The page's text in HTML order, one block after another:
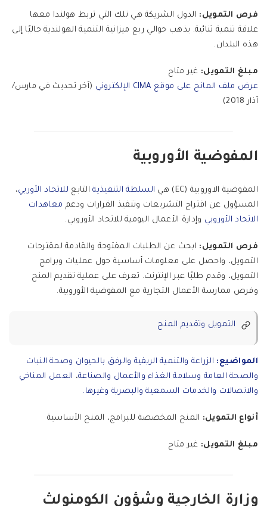
فرص التمويل: الدول الشريكة هي تلك التي تربط هولندا معها
علاقة تنمية ثنائية. يذهب حوالي ربع ميزانية التنمية الهولندية حاليًا إلى
هذه البلدان.
مبلغ التمويل: غير متاح
عرض ملف المانح على موقع CIMA الإلكتروني
(آخر تحديث في مارس/
آذار 2018)
المفوضية الأوروبية
المفوضية الاوروبية (EC) هي السلطة التنفيذية التابع للاتحاد الأوربي،
المسؤول عن اقتراح التشريعات وتنفيذ القرارات ودعم معاهدات
الاتحاد الأوروبي وإدارة الأعمال اليومية للاتحاد الأوروبي.
فرص التمويل: ابحث عن الطلبات المفتوحة والقادمة لمقترحات
التمويل، واحصل على معلومات أساسية حول عمليات وبرامج
التمويل، وقدم طلبًا عبر الإنترنت. تعرف على عملية تقديم المنح
وفرص ممارسة الأعمال التجارية مع المفوضية الأوروبية.
التمويل وتقديم المنح
المواضيع: الزراعة والتنمية الريفية والرفق بالحيوان وصحة النبات
والصحة العامة وسلامة الغذاء و الأعمال والصناعة، العمل المناخي
والاتصالات والخدمات السمعية والبصرية وغيرها.
أنواع التمويل: المنح المخصصة للبرامج، المنح الأساسية
مبلغ التمويل: غير متاح
وزارة الخارجية وشؤون الكومنولث